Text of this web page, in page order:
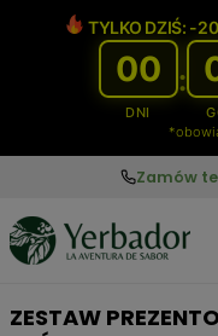
TYLKO DZIŚ: -
00
DNI
:
Zamów
ZESTAW